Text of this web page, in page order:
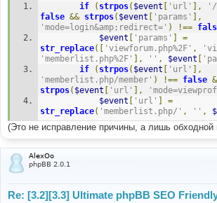
if ( strpos( $event [ 'url' ], '/
false && strpos( $event [ 'params' ],
'mode=login&amp;redirect=' ) !==
$event [ 'params' ]
=
str_replace([ 'viewforum.php%2F' ,
'memberlist.php%2F' ], '' , $event [
if
( strpos( $event [ 'url' ],
'memberlist.php/member' ) !== false
strpos( $event [ 'url' ],
$event [ 'url' ]
=
str_replace( 'memberlist.php/' , '' ,
(Это не исправление причины, а лишь обходной
AlexOo
phpBB 2.0.1
Re: [3.2][3.3] Ultimate phpBB SEO